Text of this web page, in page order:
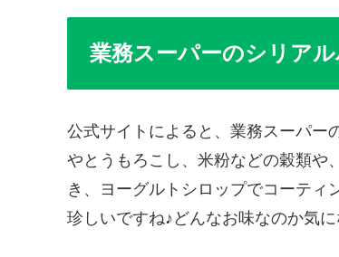
業務スーパーのシリア
公式サイトによると、業務スーパー
やとうもろこし、米粉などの穀類や
き、ヨーグルトシロップでコーティ
珍しいですね♪どんなお味なのか気に